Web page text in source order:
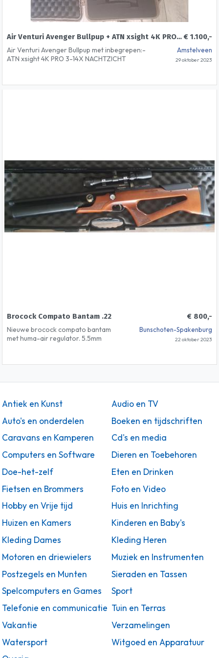
€ 1.100,-
Air Venturi Avenger Bullpup + ATN xsight 4K PRO 3-14X
Amstelveen
29 oktober 2023
Air Venturi Avenger Bullpup met inbegrepen:-
ATN xsight 4K PRO 3-14X NACHTZICHT
nieuwwaarde!!
€ 800,-
Brocock Compato Bantam .22
Bunschoten-Spakenburg
22 oktober 2023
Nieuwe brocock compato bantam
met huma-air regulator. 5.5mm
persluchtfles
Antiek en Kunst
Audio en TV
Auto's en onderdelen
Boeken en tijdschriften
Caravans en Kamperen
Cd's en media
Computers en Software
Dieren en Toebehoren
Doe-het-zelf
Eten en Drinken
Fietsen en Brommers
Foto en Video
Hobby en Vrije tijd
Huis en Inrichting
Huizen en Kamers
Kinderen en Baby's
Kleding Dames
Kleding Heren
Motoren en driewielers
Muziek en Instrumenten
Postzegels en Munten
Sieraden en Tassen
Spelcomputers en Games
Sport
Telefonie en communicatie Tuin en Terras
Vakantie
Verzamelingen
Watersport
Witgoed en Apparatuur